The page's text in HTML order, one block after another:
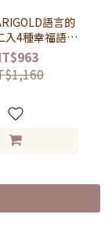
語言的
入4種幸福語言
鍊禮盒組
】-女款玫瑰
男款黑